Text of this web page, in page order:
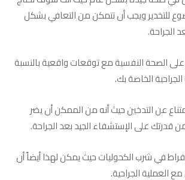
للتخدير ويجب أن تتمكن من التعافي بشكل
الجراحة.
الصحة النفسية مع توقعات واقعية بالنسبة
الخاصة بك.
عن التدخين حيث أنه من الممكن أن يضر
قدرتك على الإستشفاء الجيد بعد الجراحة.
في شرب الكحوليات حيث يمكن لهذا أيضاً أن
العملية الجراحية.